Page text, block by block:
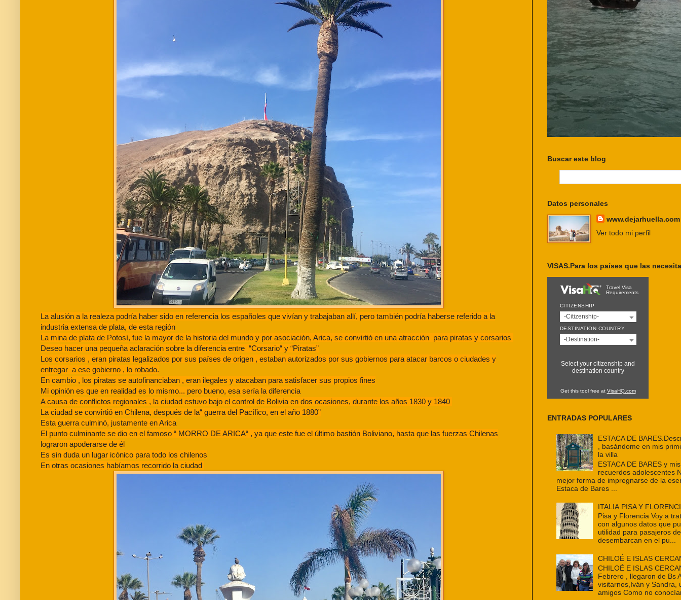
La alusión a la realeza podría haber sido en referencia los españoles que vivían y trabajaban allí, pero también podría haberse referido a la
industria extensa de plata, de esta región
La mina de plata de Potosí, fue la mayor de la historia del mundo y por asociación, Arica, se convirtió en una atracción para piratas y corsarios
Deseo hacer una pequeña aclaración sobre la diferencia entre “Corsario“ y “Piratas”
Los corsarios , eran piratas legalizados por sus países de origen , estaban autorizados por sus gobiernos para atacar barcos o ciudades y
entregar a ese gobierno , lo robado.
En cambio , los piratas se autofinanciaban , eran ilegales y atacaban para satisfacer sus propios fines
Mi opinión es que en realidad es lo mismo... pero bueno, esa sería la diferencia
A causa de conflictos regionales , la ciudad estuvo bajo el control de Bolivia en dos ocasiones, durante los años 1830 y 1840
La ciudad se convirtió en Chilena, después de la“ guerra del Pacífico, en el año 1880”
Esta guerra culminó, justamente en Arica
El punto culminante se dio en el famoso “ MORRO DE ARICA“ , ya que este fue el último bastión Boliviano, hasta que las fuerzas Chilenas
lograron apoderarse de él
Es sin duda un lugar icónico para todo los chilenos
En otras ocasiones habíamos recorrido la ciudad
Buscar este blog
Datos personales
www.dejarhuella.com
Ver todo mi perfil
VISAS.Para los países que las
Travel Visa
Requirements
CITIZENSHIP
-Citizenship-
DESTINATION COUNTRY
-Destination-
Select your citizenship and
destination country
Get this tool free at VisaHQ.com
ENTRADAS POPULARES
ESTACA DE
, basándome en mis
la villa
ESTACA DE BARES y
recuerdos adolescentes
mejor forma de impregnarse de la
Estaca de Bares ...
ITALIA.PISA Y
Pisa y Florencia Voy a
con algunos datos que
utilidad para pasajeros
desembarcan en el pu...
CHILOÉ E ISLAS
CHILOÉ E ISLAS
Febrero , llegaron de Bs
visitarnos,Iván y Sandra,
amigos Como no